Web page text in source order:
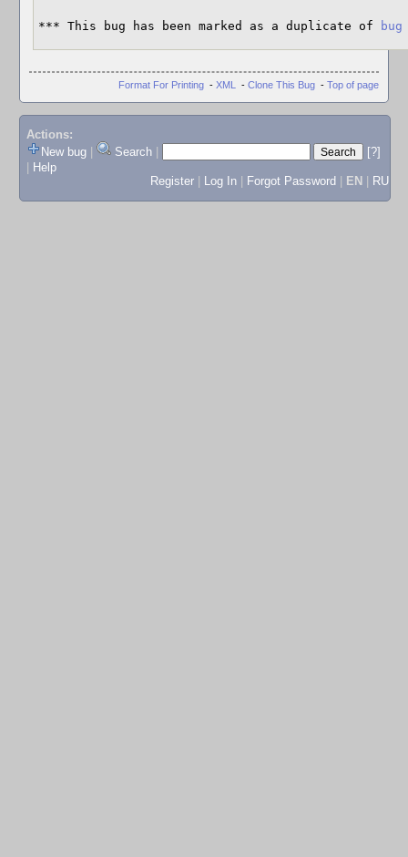
*** This bug has been marked as a duplicate of bug
Format For Printing - XML - Clone This Bug - Top of page
Actions:
New bug
Search
[?]
Help
Register
Log In Forgot Password EN RU